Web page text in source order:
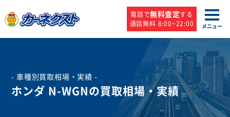
電話で無料査定する
通話無料 8:00~22:00
メニュー
- 車種別買取相場・実績 -
ホンダ N-WGNの買取相場・実績